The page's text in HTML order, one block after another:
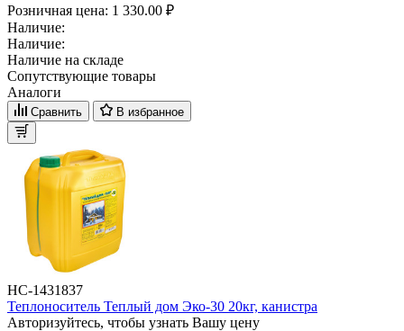
Розничная цена: 1 330.00 ₽
Наличие:
Наличие:
Наличие на складе
Сопутствующие товары
Аналоги
Сравнить В избранное
НС-1431837
Теплоноситель Теплый дом Эко-30 20кг, канистра
Авторизуйтесь, чтобы узнать Вашу цену